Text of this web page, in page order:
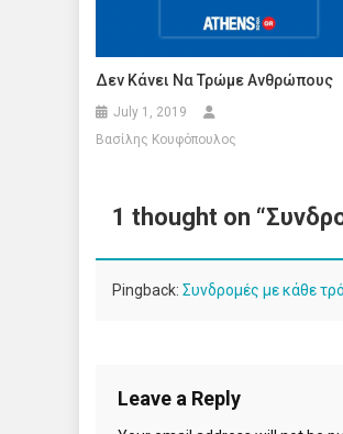
Δεν Κάνει Να Τρώμε Ανθρώπους
July 1, 2019
Βασίλης Κουφόπουλος
1 thought on “
Pingback: Συνδρομές με κάθε
Leave a Reply